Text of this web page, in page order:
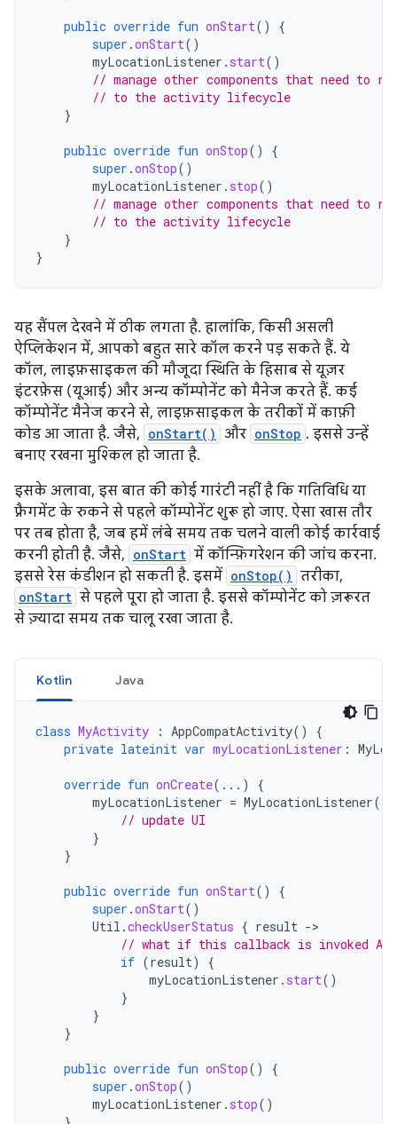
public override fun onStart()
{
super .onStart()
myLocationListener . start()
// manage other components that need to
// to the activity lifecycle
}
public override fun onStop()
{
super .onStop()
myLocationListener . stop()
// manage other components that need to
// to the activity lifecycle
}
}
यह सैंपल देखने में ठीक लगता है. हालांकि, किसी असली
ऐप्लिकेशन में, आपको बहुत सारे कॉल करने पड़ सकते हैं. ये
कॉल, लाइफ़साइकल की मौजूदा स्थिति के हिसाब से यूज़र
इंटरफ़ेस (यूआई) और अन्य कॉम्पोनेंट को मैनेज करते हैं. कई
कॉम्पोनेंट मैनेज करने से, लाइफ़साइकल के तरीकों में काफ़ी
कोड आ जाता है. जैसे, onStart() और onStop . इससे उन्हें
बनाए रखना मुश्किल हो जाता है.
इसके अलावा, इस बात की कोई गारंटी नहीं है कि गतिविधि या
फ़्रैगमेंट के रुकने से पहले कॉम्पोनेंट शुरू हो जाए. ऐसा खास तौर
पर तब होता है, जब हमें लंबे समय तक चलने वाली कोई कार्रवाई
करनी होती है. जैसे, onStart में कॉन्फ़िगरेशन की जांच करना.
इससे रेस कंडीशन हो सकती है. इसमें onStop() तरीका,
onStart से पहले पूरा हो जाता है. इससे कॉम्पोनेंट को ज़रूरत
से ज़्यादा समय तक चालू रखा जाता है.
Kotlin Java
class MyActivity : AppCompatActivity()
{
private lateinit var myLocationListener :
override fun onCreate(...)
{
myLocationListener = MyLocationListener(
// update UI
}
}
public override fun onStart()
{
super .onStart()
Util .checkUserStatus { result -
// what if this callback is invoked
if (result)
{
myLocationListener . start()
}
}
}
public override fun onStop()
{
super .onStop()
myLocationListener . stop()